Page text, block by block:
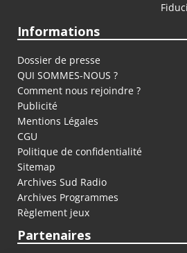
Informations
Dossier de presse
QUI SOMMES-NOUS ?
Comment nous rejoindre ?
Publicité
Mentions Légales
CGU
Politique de confidentialité
Sitemap
Archives Sud Radio
Archives Programmes
Règlement jeux
Partenaires